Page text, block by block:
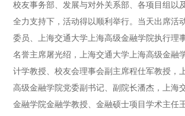
校友事务部、发展与对外关系部、各项目组以
全力支持下，活动得以顺利举行。当天出席活
委员、上海交通大学上海高级金融学院执行理
名誉主席屠光绍，上海交通大学上海高级金融
计学教授、校友会理事会副主席程仕军教授，
高级金融学院党委副书记、副院长潘杰，上海
金融学院金融学教授、金融硕士项目学术主任